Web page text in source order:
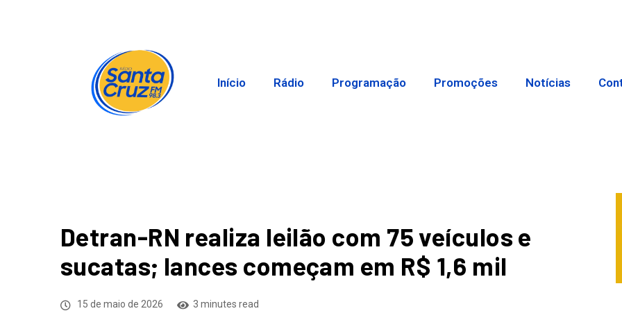
Início Rádio Programação Promoções Notícias
Detran-RN realiza leilão com 75 veículos e
sucatas; lances começam em R$ 1,6 mil
15 de maio de 2026 3 minutes read